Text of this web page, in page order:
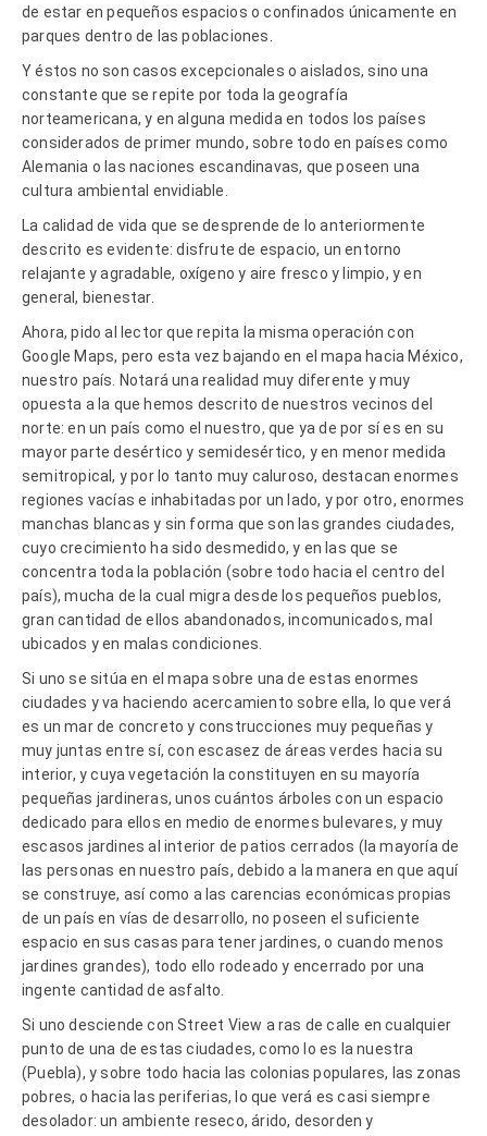
de estar en pequeños espacios o confinados únicamente en
parques dentro de las poblaciones.
Y éstos no son casos excepcionales o aislados, sino una
constante que se repite por toda la geografía
norteamericana, y en alguna medida en todos los países
considerados de primer mundo, sobre todo en países como
Alemania o las naciones escandinavas, que poseen una
cultura ambiental envidiable.
La calidad de vida que se desprende de lo anteriormente
descrito es evidente: disfrute de espacio, un entorno
relajante y agradable, oxígeno y aire fresco y limpio, y en
general, bienestar.
Ahora, pido al lector que repita la misma operación con
Google Maps, pero esta vez bajando en el mapa hacia México,
nuestro país. Notará una realidad muy diferente y muy
opuesta a la que hemos descrito de nuestros vecinos del
norte: en un país como el nuestro, que ya de por sí es en su
mayor parte desértico y semidesértico, y en menor medida
semitropical, y por lo tanto muy caluroso, destacan enormes
regiones vacías e inhabitadas por un lado, y por otro, enormes
manchas blancas y sin forma que son las grandes ciudades,
cuyo crecimiento ha sido desmedido, y en las que se
concentra toda la población (sobre todo hacia el centro del
país), mucha de la cual migra desde los pequeños pueblos,
gran cantidad de ellos abandonados, incomunicados, mal
ubicados y en malas condiciones.
Si uno se sitúa en el mapa sobre una de estas enormes
ciudades y va haciendo acercamiento sobre ella, lo que verá
es un mar de concreto y construcciones muy pequeñas y
muy juntas entre sí, con escasez de áreas verdes hacia su
interior, y cuya vegetación la constituyen en su mayoría
pequeñas jardineras, unos cuántos árboles con un espacio
dedicado para ellos en medio de enormes bulevares, y muy
escasos jardines al interior de patios cerrados (la mayoría de
las personas en nuestro país, debido a la manera en que aquí
se construye, así como a las carencias económicas propias
de un país en vías de desarrollo, no poseen el suficiente
espacio en sus casas para tener jardines, o cuando menos
jardines grandes), todo ello rodeado y encerrado por una
ingente cantidad de asfalto.
Si uno desciende con Street View a ras de calle en cualquier
punto de una de estas ciudades, como lo es la nuestra
(Puebla), y sobre todo hacia las colonias populares, las zonas
pobres, o hacia las periferias, lo que verá es casi siempre
desolador: un ambiente reseco, árido, desorden y